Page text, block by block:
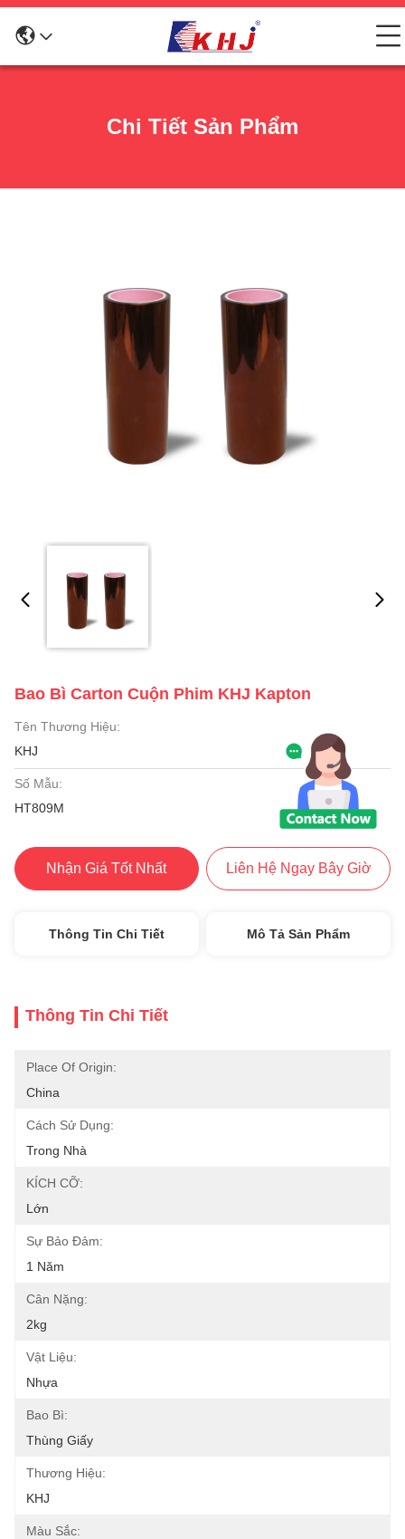
Chi Tiết Sản Phẩm
Bao Bì Carton Cuộn Phim KHJ Kapton
Tên Thương Hiệu:
KHJ
Số Mẫu:
HT809M
Nhận Giá Tốt Nhất Liên Hệ Ngay Bây Giờ
Thông Tin Chi Tiết Mô Tả Sản Phẩm
Thông Tin Chi Tiết
Place Of Origin:
China
Cách Sử Dụng:
Trong Nhà
KÍCH CỠ:
Lớn
Sự Bảo Đảm:
1 Năm
Cân Nặng:
2kg
Vật Liệu:
Nhựa
Bao Bì:
Thùng Giấy
Thương Hiệu:
KHJ
Màu Sắc: